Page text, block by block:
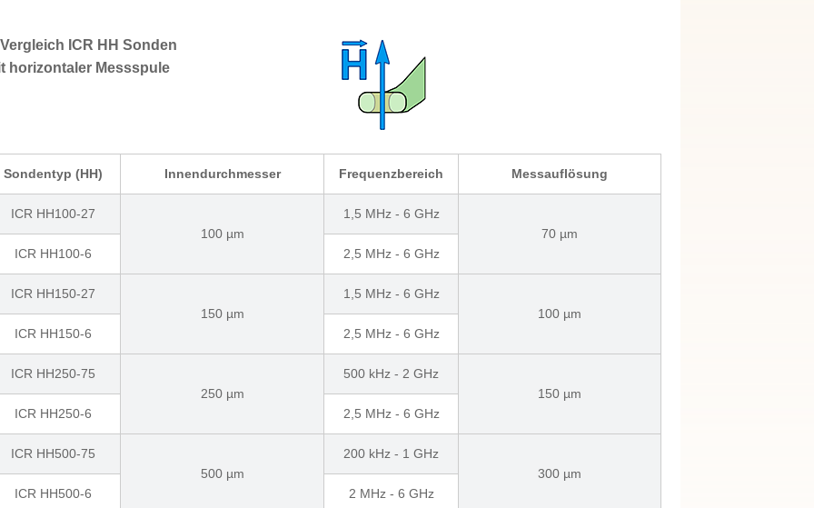
ICR HH Sonden
horizontaler Messspule
Sondentyp (HH) Innendurchmesser Frequenzbereich Messauflösung
ICR HH100-27
100 µm
1,5 MHz - 6 GHz
70 µm
ICR HH100-6
2,5 MHz - 6 GHz
ICR HH150-27
150 µm
1,5 MHz - 6 GHz
100 µm
ICR HH150-6
2,5 MHz - 6 GHz
ICR HH250-75
250 µm
500 kHz - 2 GHz
150 µm
ICR HH250-6
2,5 MHz - 6 GHz
ICR HH500-75
500 µm
200 kHz - 1 GHz
300 µm
ICR HH500-6
2 MHz - 6 GHz